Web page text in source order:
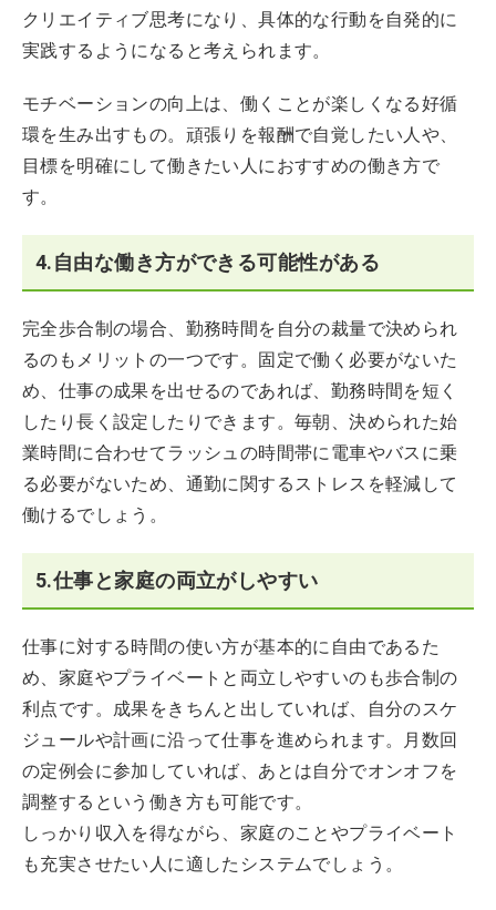
クリエイティブ思考になり、具体的な行動を自発的に
実践するようになると考えられます。
モチベーションの向上は、働くことが楽しくなる好循
環を生み出すもの。頑張りを報酬で自覚したい人や、
目標を明確にして働きたい人におすすめの働き方で
す。
4.自由な働き方ができる可能性がある
完全歩合制の場合、勤務時間を自分の裁量で決められ
るのもメリットの一つです。固定で働く必要がないた
め、仕事の成果を出せるのであれば、勤務時間を短く
したり長く設定したりできます。毎朝、決められた始
業時間に合わせてラッシュの時間帯に電車やバスに乗
る必要がないため、通勤に関するストレスを軽減して
働けるでしょう。
5.仕事と家庭の両立がしやすい
仕事に対する時間の使い方が基本的に自由であるた
め、家庭やプライベートと両立しやすいのも歩合制の
利点です。成果をきちんと出していれば、自分のスケ
ジュールや計画に沿って仕事を進められます。月数回
の定例会に参加していれば、あとは自分でオンオフを
調整するという働き方も可能です。
しっかり収入を得ながら、家庭のことやプライベート
も充実させたい人に適したシステムでしょう。